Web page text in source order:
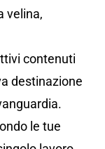
velina,
contenuti
destinazione
le tue